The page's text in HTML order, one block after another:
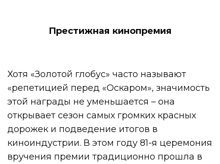
Престижная кинопремия
Хотя «Золотой глобус» часто называют
«репетицией перед «Оскаром», значимость
этой награды не уменьшается – она
открывает сезон самых громких красных
дорожек и подведение итогов в
киноиндустрии. В этом году 81-я церемония
вручения премии традиционно прошла в